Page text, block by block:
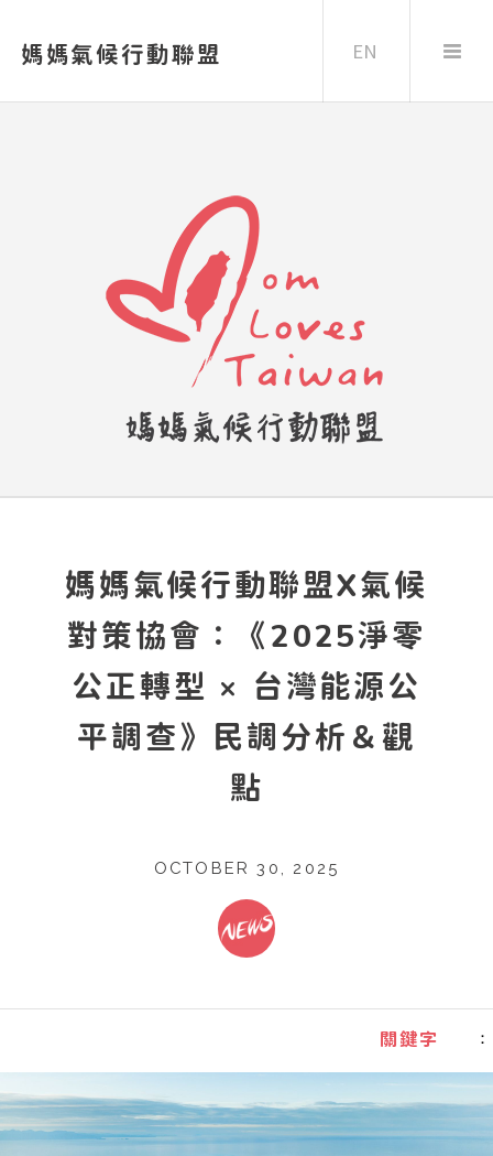
媽媽氣候行動聯盟 EN
媽媽氣候行動聯盟X氣候
對策協會：《2025淨零
公正轉型 × 台灣能源公
平調查》民調分析＆觀
點
OCTOBER 30, 2025
關鍵字 ：